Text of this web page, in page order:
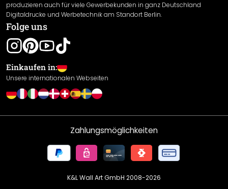
Datenschutzerklärung
Gewährleistung
Leistungserklärung / CE-Zeichen
Cookie Einstellungen
produzieren auch für viele Gewerbekunden in ganz Deutschland
Digitaldrucke und Werbetechnik am Standort Berlin.
Folge uns
Einkaufen in:
Unsere internationalen Webseiten
Zahlungsmöglichkeiten
K&L Wall Art GmbH 2008-2026